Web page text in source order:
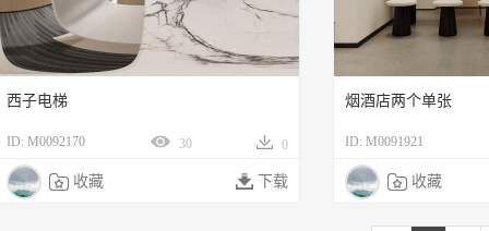
西子电梯
ID: M0092170 30 0
 收藏  下载
烟酒店两个单张
ID: M0091921
 收藏